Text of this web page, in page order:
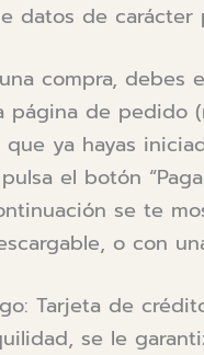
datos de carácter
una compra,
página de pedido
que ya hayas
el botón
se te
o con
Tarjeta de
se le